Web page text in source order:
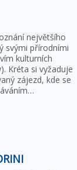
největšího
svými přírodními
kulturních
Kréta si vyžaduje
zájezd, kde se